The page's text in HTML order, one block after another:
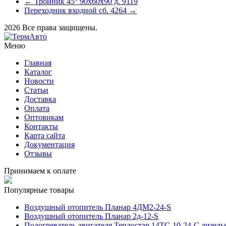
Переходник входной сб. 4264 →
2026 Все права защищены.
Меню
Главная
Каталог
Новости
Статьи
Доставка
Оплата
Оптовикам
Контакты
Карта сайта
Документация
Отзывы
Принимаем к оплате
Популярные товары
Воздушный отопитель Планар 4ДМ2-24-S
Воздушный отопитель Планар 2д-12-S